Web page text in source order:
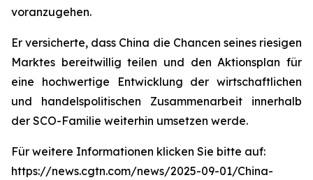
voranzugehen.
Er versicherte, dass China die Chancen seines riesigen
Marktes bereitwillig teilen und den Aktionsplan für
eine hochwertige Entwicklung der wirtschaftlichen
und handelspolitischen Zusammenarbeit innerhalb
der SCO-Familie weiterhin umsetzen werde.
Für weitere Informationen klicken Sie bitte auf:
https://news.cgtn.com/news/2025-09-01/China-